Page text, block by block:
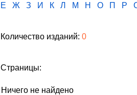
Е
Ж З И К Л М Н О П Р
Количество изданий: 0
Страницы:
Ничего не найдено